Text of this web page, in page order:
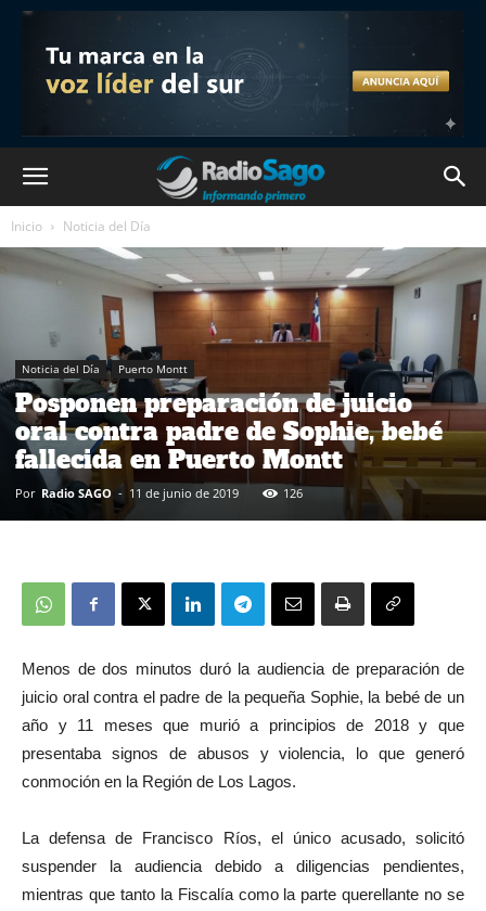
Inicio Noticia del Día
Noticia del Día Puerto Montt
Posponen preparación de juicio
oral contra padre de Sophie, bebé
fallecida en Puerto Montt
Por Radio SAGO - 11 de junio de 2019 126
Menos de dos minutos duró la audiencia de preparación de
juicio oral contra el padre de la pequeña Sophie, la bebé de un
año y 11 meses que murió a principios de 2018 y que
presentaba signos de abusos y violencia, lo que generó
conmoción en la Región de Los Lagos.
La defensa de Francisco Ríos, el único acusado, solicitó
suspender la audiencia debido a diligencias pendientes,
mientras que tanto la Fiscalía como la parte querellante no se